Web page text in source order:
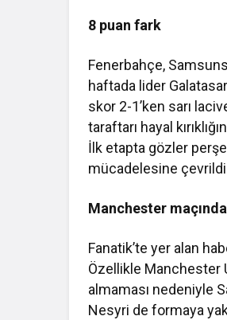
8 puan fark
Fenerbahçe,
haftada lider
skor 2-1’ken sarı
taraftarı hayal
İlk etapta gözler
mücadelesine
Manchester maçında
Fanatik’te yer alan
Özellikle Manchester
almaması nedeniyle
Nesyri de formaya